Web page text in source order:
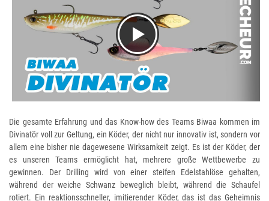
Die gesamte Erfahrung und das Know-how des Teams Biwaa kommen im
Divinatör voll zur Geltung, ein Köder, der nicht nur innovativ ist, sondern vor
allem eine bisher nie dagewesene Wirksamkeit zeigt. Es ist der Köder, der
es unseren Teams ermöglicht hat, mehrere große Wettbewerbe zu
gewinnen. Der Drilling wird von einer steifen Edelstahlöse gehalten,
während der weiche Schwanz beweglich bleibt, während die Schaufel
rotiert. Ein reaktionsschneller, imitierender Köder, das ist das Geheimnis